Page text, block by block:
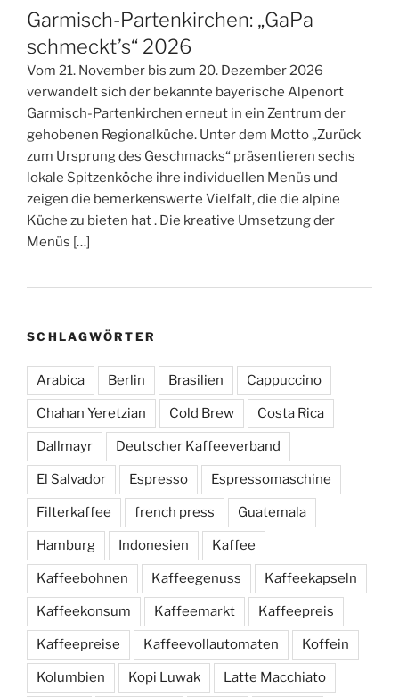
Garmisch-Partenkirchen: „GaPa
schmeckt’s“ 2026
Vom 21. November bis zum 20. Dezember 2026
verwandelt sich der bekannte bayerische Alpenort
Garmisch-Partenkirchen erneut in ein Zentrum der
gehobenen Regionalküche. Unter dem Motto „Zurück
zum Ursprung des Geschmacks“ präsentieren sechs
lokale Spitzenköche ihre individuellen Menüs und
zeigen die bemerkenswerte Vielfalt, die die alpine
Küche zu bieten hat . Die kreative Umsetzung der
Menüs […]
SCHLAGWÖRTER
Arabica Berlin Brasilien Cappuccino
Chahan Yeretzian Cold Brew Costa Rica
Dallmayr Deutscher Kaffeeverband
El Salvador Espresso Espressomaschine
Filterkaffee french press Guatemala
Hamburg Indonesien Kaffee
Kaffeebohnen Kaffeegenuss Kaffeekapseln
Kaffeekonsum Kaffeemarkt Kaffeepreis
Kaffeepreise Kaffeevollautomaten Koffein
Kolumbien Kopi Luwak Latte Macchiato